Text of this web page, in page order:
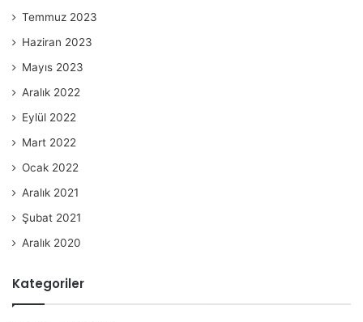
Temmuz 2023
Haziran 2023
Mayıs 2023
Aralık 2022
Eylül 2022
Mart 2022
Ocak 2022
Aralık 2021
Şubat 2021
Aralık 2020
Kategoriler